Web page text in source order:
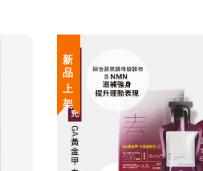
新 品 上 架